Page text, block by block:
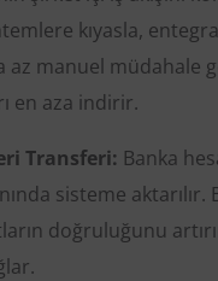
kıyasla,
az manuel müdahale
en aza indirir.
Transferi: Banka
sisteme aktarılır.
doğruluğunu